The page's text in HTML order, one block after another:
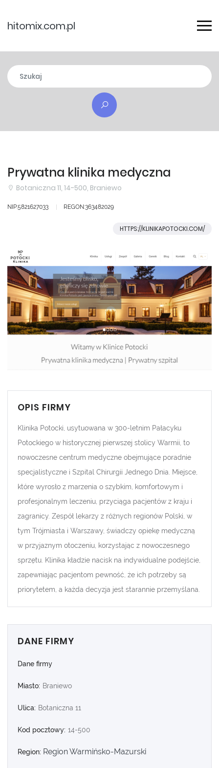
hitomix.com.pl
Prywatna klinika medyczna
Botaniczna 11, 14-500, Braniewo
NIP:5821627033 REGON:363482029
HTTPS://KLINIKAPOTOCKI.COM/
OPIS FIRMY
Klinika Potocki, usytuowana w 300-letnim Pałacyku
Potockiego w historycznej pierwszej stolicy Warmii, to
nowoczesne centrum medyczne obejmujące poradnie
specjalistyczne i Szpital Chirurgii Jednego Dnia. Miejsce,
które wyrosło z marzenia o szybkim, komfortowym i
profesjonalnym leczeniu, przyciąga pacjentów z kraju i
zagranicy. Zespół lekarzy z różnych regionów Polski, w
tym Trójmiasta i Warszawy, świadczy opiekę medyczną
w przyjaznym otoczeniu, korzystając z nowoczesnego
sprzętu. Klinika kładzie nacisk na indywidualne podejście,
zapewniając pacjentom pewność, że ich potrzeby są
priorytetem, a każda decyzja jest starannie przemyślana.
DANE FIRMY
Dane firmy
Miasto: Braniewo
Ulica: Botaniczna 11
Kod pocztowy: 14-500
Region: Region Warmińsko-Mazurski